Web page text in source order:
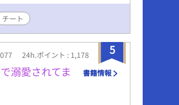
チート
5
24h.ポイント : 1,178
溺愛されてま 書籍情報